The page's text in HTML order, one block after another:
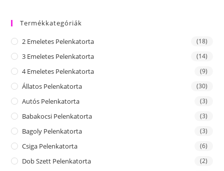
Termékkategóriák
2 Emeletes Pelenkatorta (18)
3 Emeletes Pelenkatorta (14)
4 Emeletes Pelenkatorta (9)
Állatos Pelenkatorta (30)
Autós Pelenkatorta (3)
Babakocsi Pelenkatorta (3)
Bagoly Pelenkatorta (3)
Csiga Pelenkatorta (6)
Dob Szett Pelenkatorta (2)